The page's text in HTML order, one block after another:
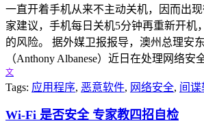
一直开着手机从来不主动关机，因而出
家建议，手机每日关机5分钟再重新开机
的风险。 据外媒卫报报导，澳州总理安
（Anthony Albanese）近日在处理网络安
文
Tags: 应用程序, 恶意软件, 网络安全, 间谍
Wi-Fi 是否安全 专家教四招自检